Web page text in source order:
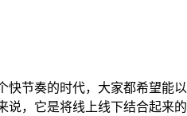
快节奏的时代，大家都希望能
，它是将线上线下结合起来